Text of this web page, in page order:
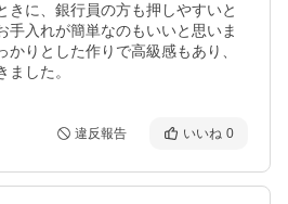
きに、銀行員の方も押しやすいと
手入れが簡単なのもいいと思いま
りとした作りで高級感もあり、
ました。
違反報告 いいね 0